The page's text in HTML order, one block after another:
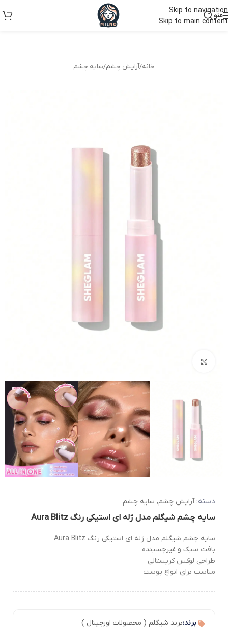
Skip to navigation
Skip to main content
منو
خانه/آرایش چشم/سایه چشم
دسته: آرایش چشم, سایه چشم
سایه چشم شیگلم مدل ژله ای استیکی رنگ Aura Blitz
سایه چشم شیگلم مدل ژله ای استیکی رنگ Aura Blitz
بافت سبک و غیرچسبنده
طراحی لوکس کریستالی
مناسب برای انواع پوست
برند:برند شیگلم ( محصولات اورجینال )